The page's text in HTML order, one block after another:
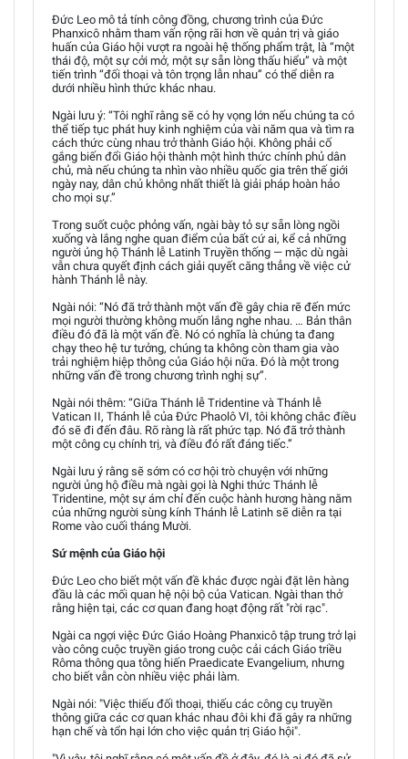
Đức Leo mô tả tính công đồng, chương trình của Đức
Phanxicô nhằm tham vấn rộng rãi hơn về quản trị và giáo
huấn của Giáo hội vượt ra ngoài hệ thống phẩm trật, là “một
thái độ, một sự cởi mở, một sự sẵn lòng thấu hiểu” và một
tiến trình “đối thoại và tôn trọng lẫn nhau” có thể diễn ra
dưới nhiều hình thức khác nhau.
Ngài lưu ý: “Tôi nghĩ rằng sẽ có hy vọng lớn nếu chúng ta có
thể tiếp tục phát huy kinh nghiệm của vài năm qua và tìm ra
cách thức cùng nhau trở thành Giáo hội. Không phải cố
gắng biến đổi Giáo hội thành một hình thức chính phủ dân
chủ, mà nếu chúng ta nhìn vào nhiều quốc gia trên thế giới
ngày nay, dân chủ không nhất thiết là giải pháp hoàn hảo
cho mọi sự.”
Trong suốt cuộc phỏng vấn, ngài bày tỏ sự sẵn lòng ngồi
xuống và lắng nghe quan điểm của bất cứ ai, kể cả những
người ủng hộ Thánh lễ Latinh Truyền thống — mặc dù ngài
vẫn chưa quyết định cách giải quyết căng thẳng về việc cử
hành Thánh lễ này.
Ngài nói: “Nó đã trở thành một vấn đề gây chia rẽ đến mức
mọi người thường không muốn lắng nghe nhau. … Bản thân
điều đó đã là một vấn đề. Nó có nghĩa là chúng ta đang
chạy theo hệ tư tưởng, chúng ta không còn tham gia vào
trải nghiệm hiệp thông của Giáo hội nữa. Đó là một trong
những vấn đề trong chương trình nghị sự”.
Ngài nói thêm: “Giữa Thánh lễ Tridentine và Thánh lễ
Vatican II, Thánh lễ của Đức Phaolô VI, tôi không chắc điều
đó sẽ đi đến đâu. Rõ ràng là rất phức tạp. Nó đã trở thành
một công cụ chính trị, và điều đó rất đáng tiếc.”
Ngài lưu ý rằng sẽ sớm có cơ hội trò chuyện với những
người ủng hộ điều mà ngài gọi là Nghi thức Thánh lễ
Tridentine, một sự ám chỉ đến cuộc hành hương hàng năm
của những người sùng kính Thánh lễ Latinh sẽ diễn ra tại
Rome vào cuối tháng Mười.
Sứ mệnh của Giáo hội
Đức Leo cho biết một vấn đề khác được ngài đặt lên hàng
đầu là các mối quan hệ nội bộ của Vatican. Ngài than thở
rằng hiện tại, các cơ quan đang hoạt động rất "rời rạc".
Ngài ca ngợi việc Đức Giáo Hoàng Phanxicô tập trung trở lại
vào công cuộc truyền giáo trong cuộc cải cách Giáo triều
Rôma thông qua tông hiến Praedicate Evangelium, nhưng
cho biết vẫn còn nhiều việc phải làm.
Ngài nói: "Việc thiếu đối thoại, thiếu các công cụ truyền
thông giữa các cơ quan khác nhau đôi khi đã gây ra những
hạn chế và tổn hại lớn cho việc quản trị Giáo hội".